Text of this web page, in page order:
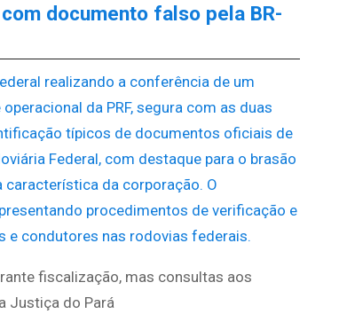
documento falso pela BR-
fiscalização, mas consultas aos
Justiça do Pará